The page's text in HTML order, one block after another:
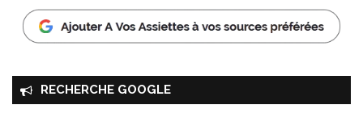
RECHERCHE GOOGLE